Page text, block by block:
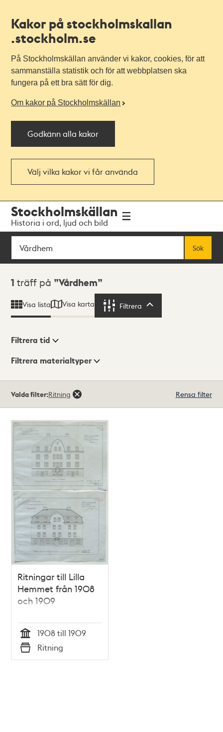
Kakor på stockholmskallan
.stockholm.se
På Stockholmskällan använder vi kakor, cookies, för att
sammanställa statistik och för att webbplatsen ska
fungera på ett bra sätt för dig.
Om kakor på Stockholmskällan
Godkänn alla kakor
Välj vilka kakor vi får använda
navigationen
huvudinnehållet
Stockholmskällan
Historia i ord, ljud och bild
Sök
Sök
Sökresultat
1 träff på Vårdhem
Visa lista Visa karta Filtrera
Visningsläge
Filtrera tid
Filtrera materialtyper
träffar
Valda filter:Ritning Rensa filter
Ritningar till Lilla
Hemmet från 1908
och 1909
Tid
1908 till 1909
Typ
Ritning